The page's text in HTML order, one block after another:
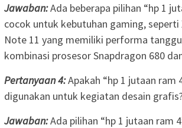
Jawaban:Ada beberapa pilihan “hp 1
cocok untuk kebutuhan gaming, seperti
Note 11 yang memiliki performa
kombinasi prosesor Snapdragon 680
Pertanyaan 4:Apakah “hp 1 jutaan ram
digunakan untuk kegiatan desain
Jawaban:Ada pilihan “hp 1 jutaan ram